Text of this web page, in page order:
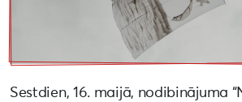
Sestdien, 16. maijā, nodibinājuma